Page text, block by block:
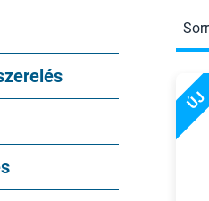
ÚJ